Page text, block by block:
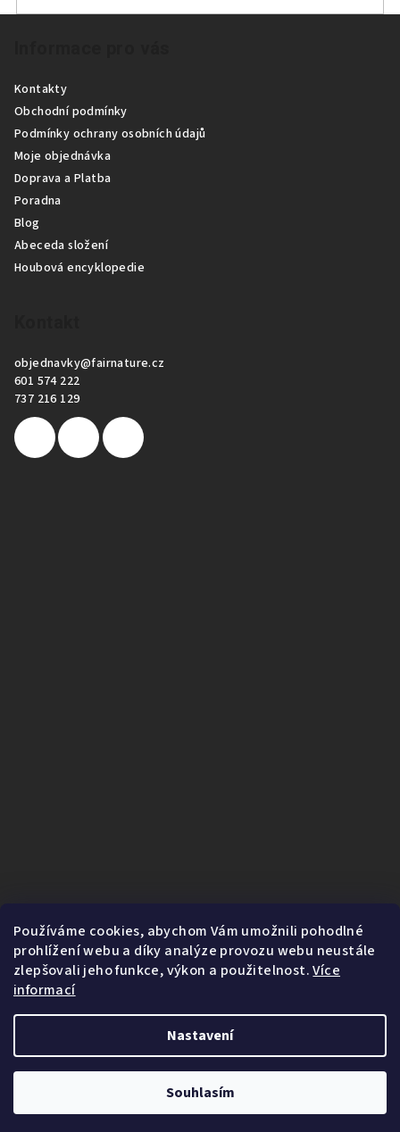
Používáme cookies, abychom Vám umožnili pohodlné
prohlížení webu a díky analýze provozu webu neustále
zlepšovali jeho funkce, výkon a použitelnost.Více
informací
Nastavení
Souhlasím
Kontakty
Obchodní podmínky
Podmínky ochrany osobních údajů
Moje objednávka
Doprava a Platba
Poradna
Blog
Abeceda složení
Houbová encyklopedie
objednavky@fairnature.cz
601 574 222
737 216 129
1
Vytvořil Shoptet